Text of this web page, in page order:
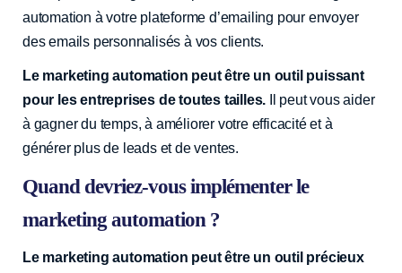
automation à votre plateforme d’emailing pour envoyer
des emails personnalisés à vos clients.
Le marketing automation peut être un outil puissant
pour les entreprises de toutes tailles. Il peut vous aider
à gagner du temps, à améliorer votre efficacité et à
générer plus de leads et de ventes.
Quand devriez-vous implémenter le
marketing automation ?
Le marketing automation peut être un outil précieux